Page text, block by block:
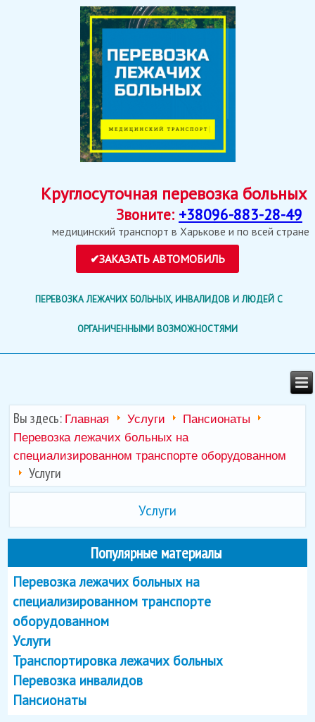
Круглосуточная перевозка больных
Звоните: +38096-883-28-49
медицинский транспорт в Харькове и по всей стране
ПЕРЕВОЗКА ЛЕЖАЧИХ БОЛЬНЫХ, ИНВАЛИДОВ И ЛЮДЕЙ С
ОРГАНИЧЕННЫМИ ВОЗМОЖНОСТЯМИ
Вы здесь: Главная Услуги
Пансионаты
Перевозка лежачих больных на
специализированном транспорте оборудованном
Услуги
Услуги
Популярные материалы
Перевозка лежачих больных на
специализированном транспорте
оборудованном
Услуги
Транспортировка лежачих больных
Перевозка инвалидов
Пансионаты